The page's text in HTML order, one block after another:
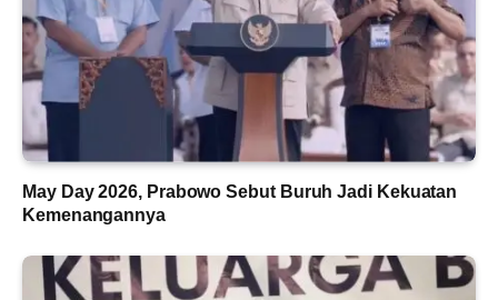
May Day 2026, Prabowo Sebut Buruh Jadi Kekuatan
Kemenangannya